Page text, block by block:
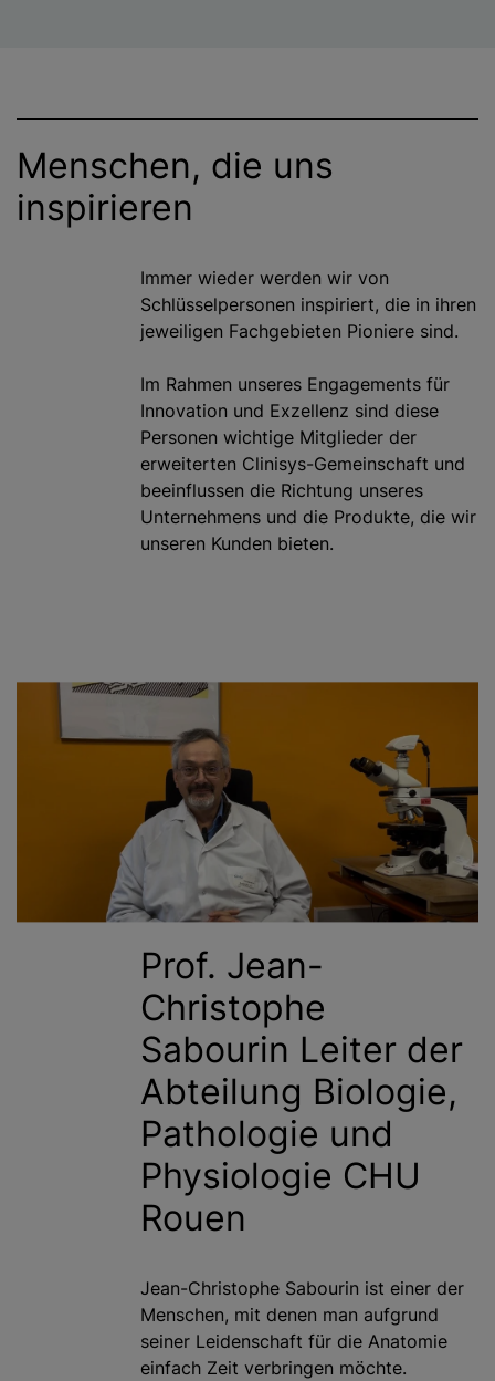
Menschen, die uns
inspirieren
Immer wieder werden wir von
Schlüsselpersonen inspiriert, die in ihren
jeweiligen Fachgebieten Pioniere sind.
Im Rahmen unseres Engagements für
Innovation und Exzellenz sind diese
Personen wichtige Mitglieder der
erweiterten Clinisys-Gemeinschaft und
beeinflussen die Richtung unseres
Unternehmens und die Produkte, die wir
unseren Kunden bieten.
Prof. Jean-
Christophe
Sabourin Leiter der
Abteilung Biologie,
Pathologie und
Physiologie CHU
Rouen
Jean-Christophe Sabourin ist einer der
Menschen, mit denen man aufgrund
seiner Leidenschaft für die Anatomie
einfach Zeit verbringen möchte.